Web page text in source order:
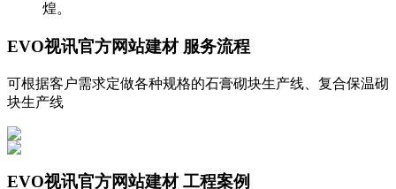
煌。
EVO视讯官方网站建材 服务流程
可根据客户需求定做各种规格的石膏砌块生产线、复合保温砌
块生产线
EVO视讯官方网站建材工程案例